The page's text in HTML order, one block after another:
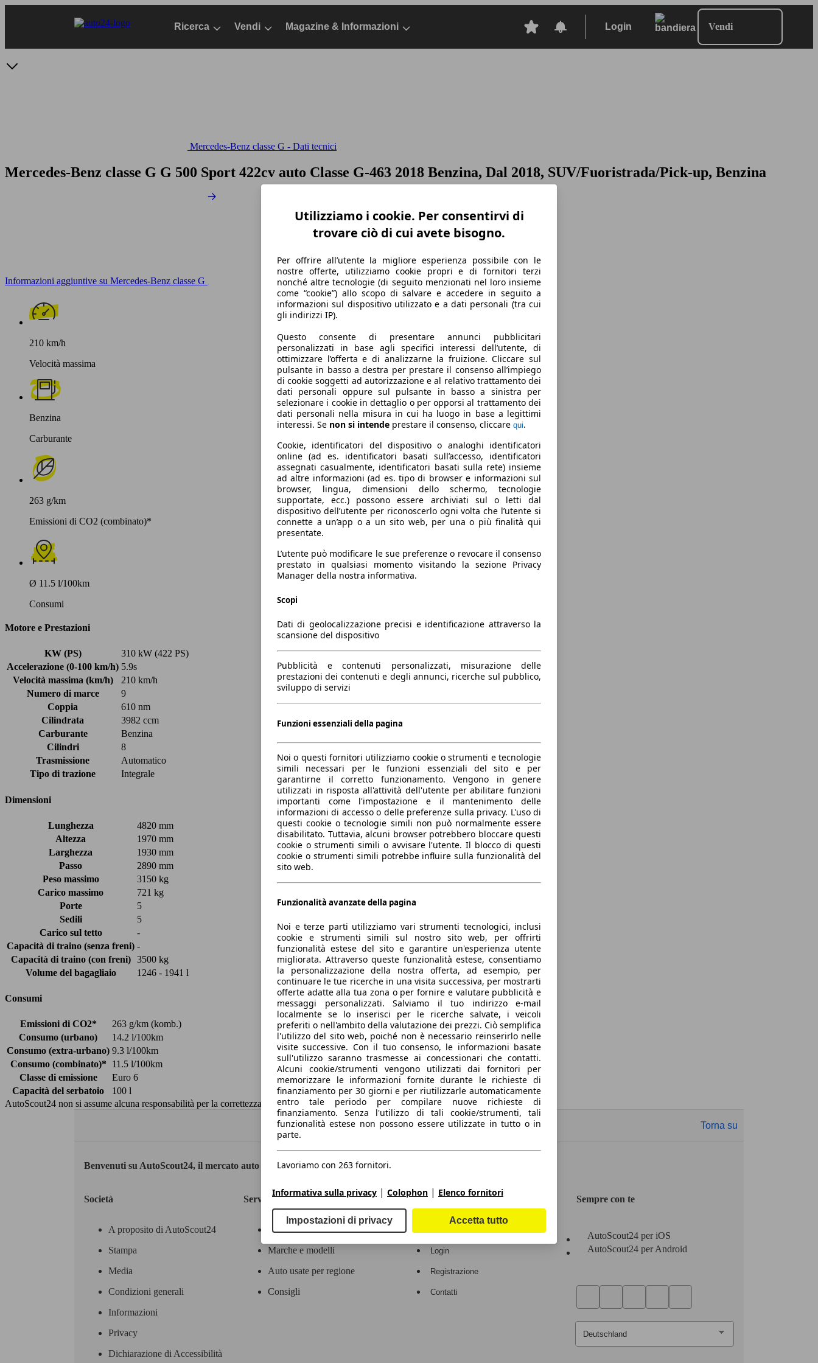
Ricerca Vendi Magazine & Informazioni Login Vendi
Mercedes-Benz classe G - Dati tecnici
Mercedes-Benz classe G G 500 Sport 422cv auto Classe G-463 2018 Benzina, Dal 2018, SUV/Fuoristrada/Pick-up, Benzina
Informazioni aggiuntive su Mercedes-Benz classe G
210 km/h
Velocità massima
Benzina
Carburante
263 g/km
Emissioni di CO2 (combinato)*
Ø 11.5 l/100km
Consumi
Motore e Prestazioni
KW (PS)
310 kW (422 PS)
Accelerazione (0-100 km/h) 5.9s
Velocità massima (km/h)
210 km/h
Numero di marce
9
Coppia
610 nm
Cilindrata
3982 ccm
Carburante
Benzina
Cilindri
8
Trasmissione
Automatico
Tipo di trazione
Integrale
Dimensioni
Lunghezza
4820 mm
Altezza
1970 mm
Larghezza
1930 mm
Passo
2890 mm
Peso massimo
3150 kg
Carico massimo
721 kg
Porte
5
Sedili
5
Carico sul tetto
-
Capacità di traino (senza freni) -
Capacità di traino (con freni)
3500 kg
Volume del bagagliaio
1246 - 1941 l
Consumi
Emissioni di CO2*
263 g/km (komb.)
Consumo (urbano)
14.2 l/100km
Consumo (extra-urbano) 9.3 l/100km
Consumo (combinato)*
11.5 l/100km
Classe di emissione
Euro 6
Capacità del serbatoio
100 l
AutoScout24 non si assume alcuna responsabilità per la correttezza dei dati.
Torna su
Benvenuti su AutoScout24, il mercato auto europeo.
Società
A proposito di AutoScout24
Stampa
Media
Condizioni generali
Informazioni
Privacy
Dichiarazione di Accessibilità
Servizi
Contatti
Marche e modelli
Auto usate per regione
Consigli
Area rivenditori
Login
Registrazione
Contatti
Sempre con te
AutoScout24 per iOS
AutoScout24 per Android
Utilizziamo i cookie. Per consentirvi di
trovare ciò di cui avete bisogno.
Per offrire all’utente la migliore esperienza possibile con le
nostre offerte, utilizziamo cookie propri e di fornitori terzi
nonché altre tecnologie (di seguito menzionati nel loro insieme
come “cookie”) allo scopo di salvare e accedere in seguito a
informazioni sul dispositivo utilizzato e a dati personali (tra cui
gli indirizzi IP).
Questo consente di presentare annunci pubblicitari
personalizzati in base agli specifici interessi dell’utente, di
ottimizzare l’offerta e di analizzarne la fruizione. Cliccare sul
pulsante in basso a destra per prestare il consenso all’impiego
di cookie soggetti ad autorizzazione e al relativo trattamento dei
dati personali oppure sul pulsante in basso a sinistra per
selezionare i cookie in dettaglio o per opporsi al trattamento dei
dati personali nella misura in cui ha luogo in base a legittimi
interessi. Se non si intende prestare il consenso, cliccare qui.
Cookie, identificatori del dispositivo o analoghi identificatori
online (ad es. identificatori basati sull’accesso, identificatori
assegnati casualmente, identificatori basati sulla rete) insieme
ad altre informazioni (ad es. tipo di browser e informazioni sul
browser, lingua, dimensioni dello schermo, tecnologie
supportate, ecc.) possono essere archiviati sul o letti dal
dispositivo dell’utente per riconoscerlo ogni volta che l’utente si
connette a un’app o a un sito web, per una o più finalità qui
presentate.
L’utente può modificare le sue preferenze o revocare il consenso
prestato in qualsiasi momento visitando la sezione Privacy
Manager della nostra informativa.
Scopi
Dati di geolocalizzazione precisi e identificazione attraverso la
scansione del dispositivo
Pubblicità e contenuti personalizzati, misurazione delle
prestazioni dei contenuti e degli annunci, ricerche sul pubblico,
sviluppo di servizi
Funzioni essenziali della pagina
Noi o questi fornitori utilizziamo cookie o strumenti e tecnologie
simili necessari per le funzioni essenziali del sito e per
garantirne il corretto funzionamento. Vengono in genere
utilizzati in risposta all'attività dell'utente per abilitare funzioni
importanti come l'impostazione e il mantenimento delle
informazioni di accesso o delle preferenze sulla privacy. L'uso di
questi cookie o tecnologie simili non può normalmente essere
disabilitato. Tuttavia, alcuni browser potrebbero bloccare questi
cookie o strumenti simili o avvisare l'utente. Il blocco di questi
cookie o strumenti simili potrebbe influire sulla funzionalità del
sito web.
Funzionalità avanzate della pagina
Noi e terze parti utilizziamo vari strumenti tecnologici, inclusi
cookie e strumenti simili sul nostro sito web, per offrirti
funzionalità estese del sito e garantire un'esperienza utente
migliorata. Attraverso queste funzionalità estese, consentiamo
la personalizzazione della nostra offerta, ad esempio, per
continuare le tue ricerche in una visita successiva, per mostrarti
offerte adatte alla tua zona o per fornire e valutare pubblicità e
messaggi personalizzati. Salviamo il tuo indirizzo e-mail
localmente se lo inserisci per le ricerche salvate, i veicoli
preferiti o nell'ambito della valutazione dei prezzi. Ciò semplifica
l'utilizzo del sito web, poiché non è necessario reinserirlo nelle
visite successive. Con il tuo consenso, le informazioni basate
sull'utilizzo saranno trasmesse ai concessionari che contatti.
Alcuni cookie/strumenti vengono utilizzati dai fornitori per
memorizzare le informazioni fornite durante le richieste di
finanziamento per 30 giorni e per riutilizzarle automaticamente
entro tale periodo per compilare nuove richieste di
finanziamento. Senza l'utilizzo di tali cookie/strumenti, tali
funzionalità estese non possono essere utilizzate in tutto o in
parte.
Lavoriamo con 263 fornitori.
Informativa sulla privacy | Colophon | Elenco fornitori
Impostazioni di privacy Accetta tutto